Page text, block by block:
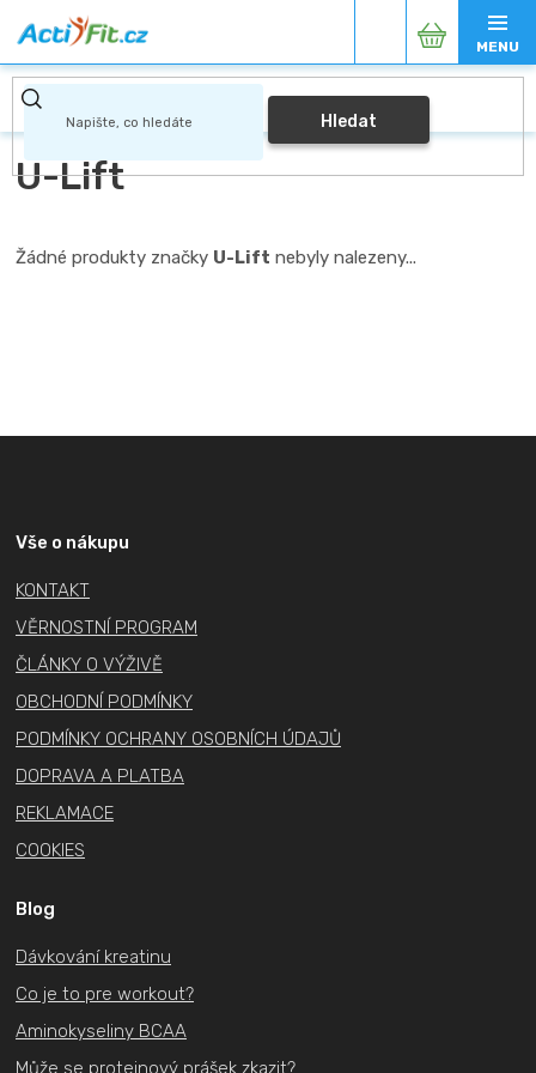
na
obsah
Hledat
Nákupní
košík
U-Lift
Žádné produkty značky U-Lift nebyly nalezeny...
Vše o nákupu
KONTAKT
VĚRNOSTNÍ PROGRAM
ČLÁNKY O VÝŽIVĚ
OBCHODNÍ PODMÍNKY
PODMÍNKY OCHRANY OSOBNÍCH ÚDAJŮ
DOPRAVA A PLATBA
REKLAMACE
COOKIES
Blog
Dávkování kreatinu
Co je to pre workout?
Aminokyseliny BCAA
Může se proteinový prášek zkazit?